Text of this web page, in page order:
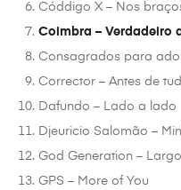
Códdigo X – Nos
Coimbra – Verdadeiro
Consagrados para
Corrector – Antes de
Dafundo – Lado a lado
Djeuricio Salomão –
God Generation –
GPS – More of You